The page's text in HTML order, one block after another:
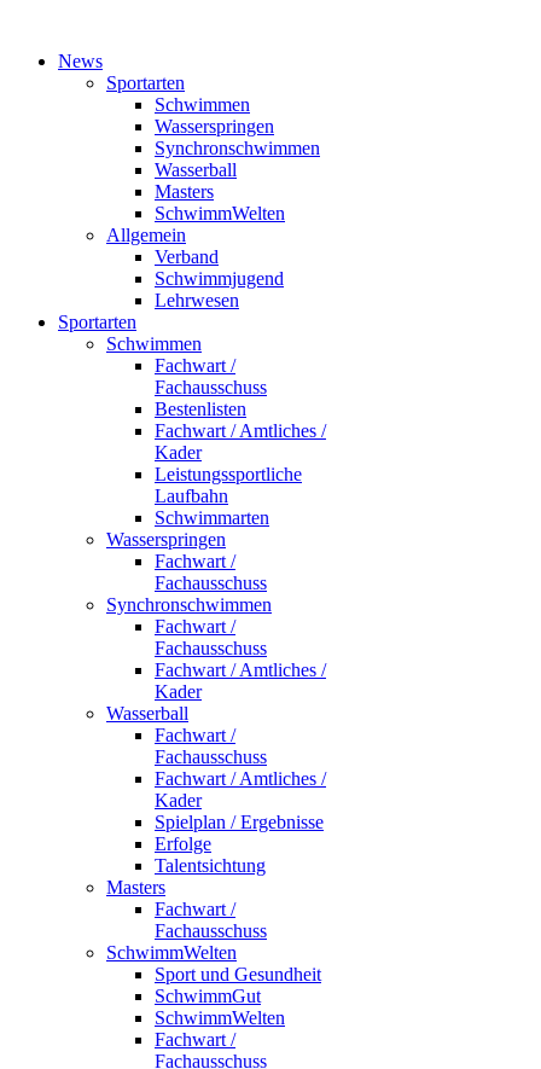
News
Sportarten
Schwimmen
Wasserspringen
Synchronschwimmen
Wasserball
Masters
SchwimmWelten
Allgemein
Verband
Schwimmjugend
Lehrwesen
Sportarten
Schwimmen
Fachwart /
Fachausschuss
Bestenlisten
Fachwart / Amtliches /
Kader
Leistungssportliche
Laufbahn
Schwimmarten
Wasserspringen
Fachwart /
Fachausschuss
Synchronschwimmen
Fachwart /
Fachausschuss
Fachwart / Amtliches /
Kader
Wasserball
Fachwart /
Fachausschuss
Fachwart / Amtliches /
Kader
Spielplan / Ergebnisse
Erfolge
Talentsichtung
Masters
Fachwart /
Fachausschuss
SchwimmWelten
Sport und Gesundheit
SchwimmGut
SchwimmWelten
Fachwart /
Fachausschuss